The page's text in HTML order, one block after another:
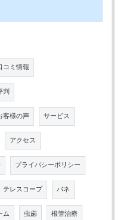
コミ情報
判
客様の声 サービス
アクセス
プライバシーポリシー
テレスコープ バネ
ム 虫歯 根管治療